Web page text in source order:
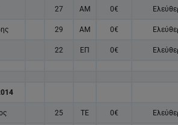
27 ΑΜ 0€
29 ΑΜ 0€
22 ΕΠ 0€
25 ΤΕ 0€